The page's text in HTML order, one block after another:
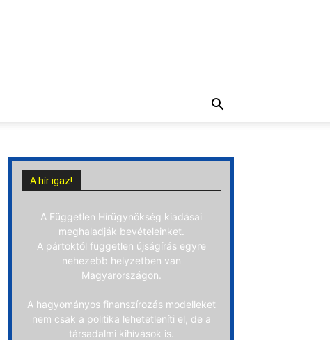
A hír igaz!
A Független Hírügynökség kiadásai
meghaladják bevételeinket.
A pártoktól független újságírás egyre
nehezebb helyzetben van
Magyarországon.
A hagyományos finanszírozás modelleket
nem csak a politika lehetetleníti el, de a
társadalmi kihívások is.